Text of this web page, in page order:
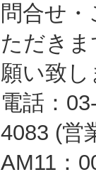
問合せ
ただき
願い致
電話：
4083 (営
AM11：